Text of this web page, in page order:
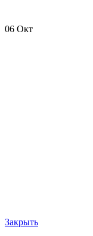
06 Окт
Закрыть